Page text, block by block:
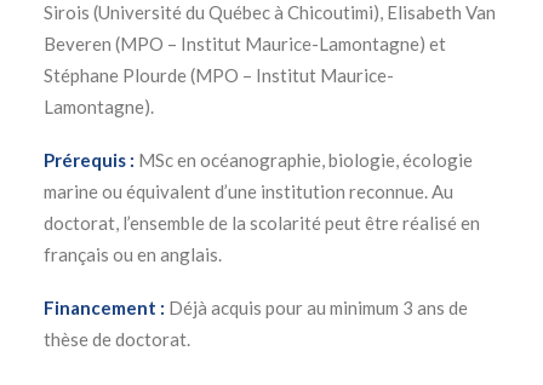
Sirois (Université du Québec à Chicoutimi), Elisabeth Van
Beveren (MPO – Institut Maurice-Lamontagne) et
Stéphane Plourde (MPO – Institut Maurice-
Lamontagne).
Prérequis : MSc en océanographie, biologie, écologie
marine ou équivalent d’une institution reconnue. Au
doctorat, l’ensemble de la scolarité peut être réalisé en
français ou en anglais.
Financement : Déjà acquis pour au minimum 3 ans de
thèse de doctorat.